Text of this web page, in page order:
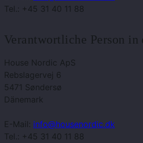
Tel.: +45 31 40 11 88
Verantwortliche Person in
House Nordic ApS
Rebslagervej 6
5471 Søndersø
Dänemark
E-Mail: info@housenordic.dk
Tel.: +45 31 40 11 88